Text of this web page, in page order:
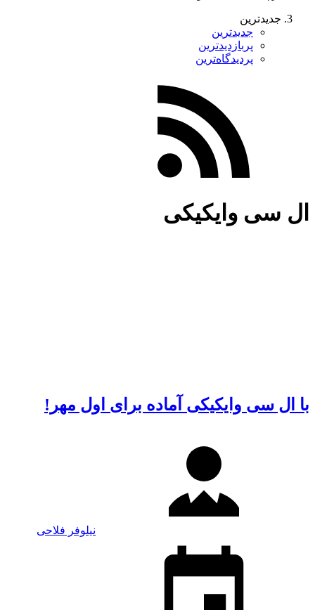
جدیدترین
جدیدترین
پربازدیدترین
پردیدگاه‌ترین
ال سی وایکیکی
با ال سی وایکیکی آماده برای اول مهر!
نیلوفر فلاحی